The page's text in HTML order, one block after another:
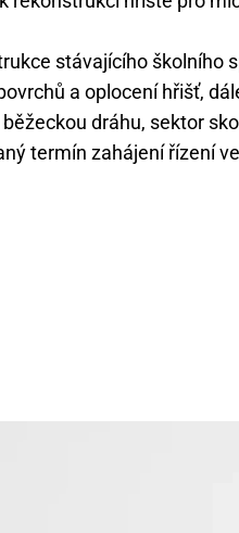
stávajícího školního
a oplocení hřišť,
dráhu, sektor
termín zahájení řízení